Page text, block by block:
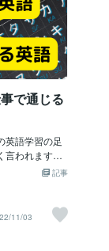
せんでした！
材を作りなが
か悩み、調べ
では、Dracula
簡単にわか
よ。理解した
なたの自信に
♪Dracula
は、「キ
Draculaは、小
：Draculaに
爵」（Count
んです！Dr
、数名いると
一人が、ルー
で通じる
英語学習の足
言われます。
成です。 サー
しかし、既
ゃいません
キッカケにな
記事
11/03